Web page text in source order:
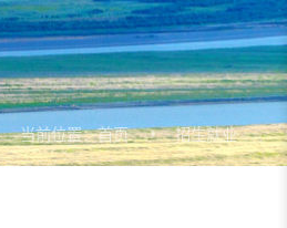
当前位置：首页 招生就业